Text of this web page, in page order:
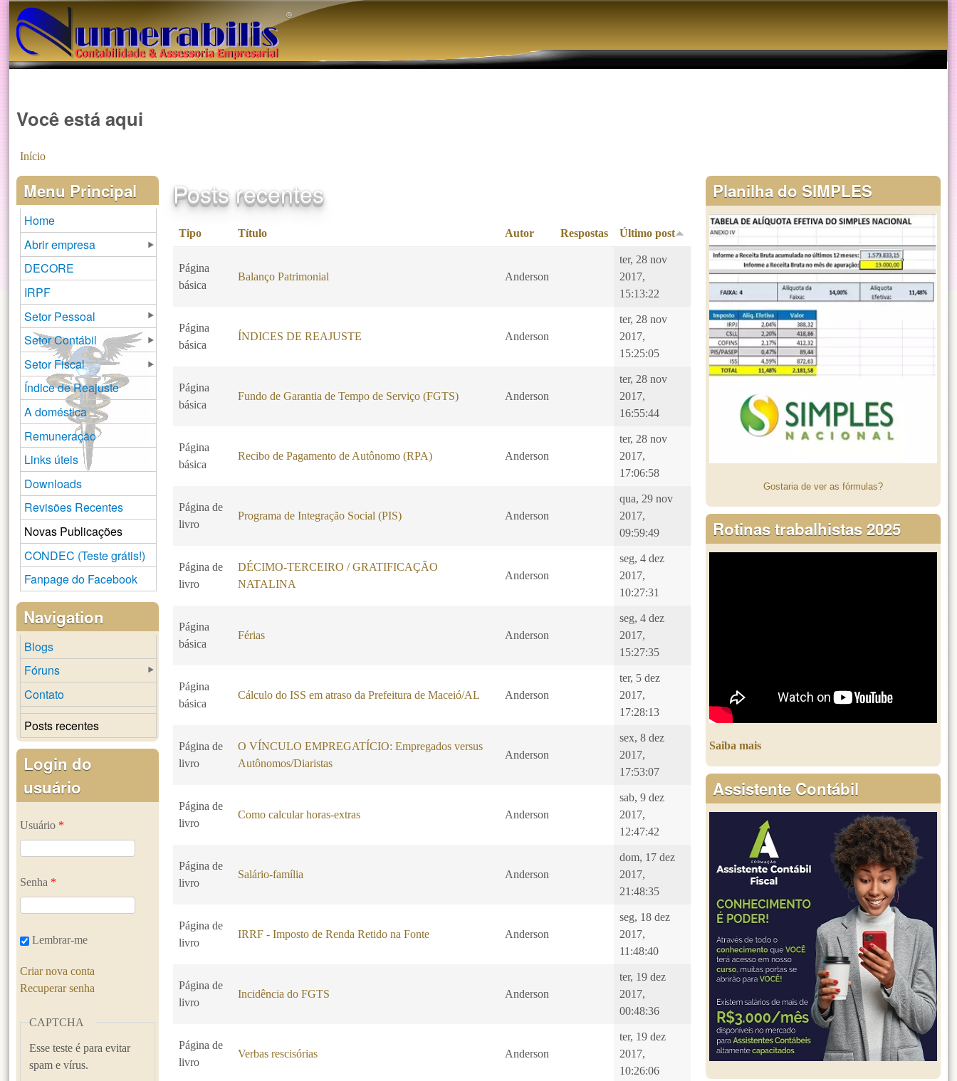
®️
Você está aqui
Início
Posts recentes
Tipo Título Autor Respostas Último post
Página
básica
Balanço Patrimonial Anderson
ter, 28 nov
2017,
15:13:22
Página
básica
ÍNDICES DE REAJUSTE Anderson
ter, 28 nov
2017,
15:25:05
Página
básica
Fundo de Garantia de Tempo de Serviço (FGTS) Anderson
ter, 28 nov
2017,
16:55:44
Página
básica
Recibo de Pagamento de Autônomo (RPA) Anderson
ter, 28 nov
2017,
17:06:58
Página de
livro
Programa de Integração Social (PIS) Anderson
qua, 29 nov
2017,
09:59:49
Página de
livro
DÉCIMO-TERCEIRO / GRATIFICAÇÃO
NATALINA
Anderson
seg, 4 dez
2017,
10:27:31
Página
básica
Férias Anderson
seg, 4 dez
2017,
15:27:35
Página
básica
Cálculo do ISS em atraso da Prefeitura de Maceió/AL Anderson
ter, 5 dez
2017,
17:28:13
Página de
livro
O VÍNCULO EMPREGATÍCIO: Empregados versus
Autônomos/Diaristas
Anderson
sex, 8 dez
2017,
17:53:07
Página de
livro
Como calcular horas-extras Anderson
sab, 9 dez
2017,
12:47:42
Página de
livro
Salário-família Anderson
dom, 17 dez
2017,
21:48:35
Página de
livro
IRRF - Imposto de Renda Retido na Fonte Anderson
seg, 18 dez
2017,
11:48:40
Página de
livro
Incidência do FGTS Anderson
ter, 19 dez
2017,
00:48:36
Página de
livro
Verbas rescisórias Anderson
ter, 19 dez
2017,
10:26:06
Menu Principal
Home
Abrir empresa
DECORE
IRPF
Setor Pessoal
Setor Contábil
Setor Fiscal
Índice de Reajuste
A doméstica
Remuneração
Links úteis
Downloads
Revisões Recentes
Novas Publicações
CONDEC (Teste grátis!)
Fanpage do Facebook
Navigation
Blogs
Fóruns
Contato
Posts recentes
Login do
usuário
Usuário *
Senha *
Lembrar-me
Criar nova conta
Recuperar senha
CAPTCHA
Esse teste é para evitar
spam e vírus.
Planilha do SIMPLES
Gostaria de ver as fórmulas?
Rotinas trabalhistas 2025
Saiba mais
Assistente Contábil